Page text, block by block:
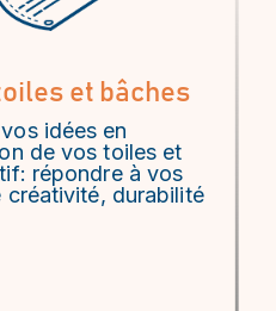
et bâches
idées en
de vos toiles et
répondre à vos
créativité, durabilité